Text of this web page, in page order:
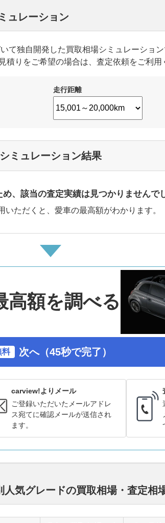
ュレーション
て独自開発した買取相場シミュレーショ
積りをご希望の場合は、査定依頼をご利用
走行距離
シミュレーション結果
、該当の査定実績は見つかりませんで
いただくと、愛車の最高額がわかります。
高額を調べる
料 次へ（45秒で完了）
carview!よりメール
ご登録いただいたメールアドレ
ス宛てに確認メールが送信され
ます。
人気グレードの買取相場・査定相